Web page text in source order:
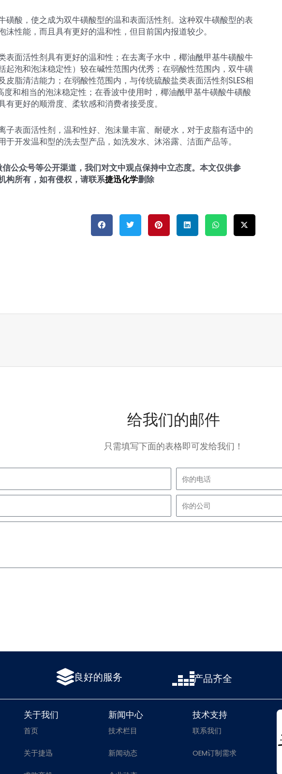
磺酸，使之成为双牛磺酸型的温和表面活性剂。这种双牛磺酸型的表
性能，而且具有更好的温和性，但目前国内报道较少。
表面活性剂具有更好的温和性；在去离子水中，椰油酰甲基牛磺酸牛
起泡和泡沫稳定性）较在碱性范围内优秀；在弱酸性范围内，双牛磺
脂清洁能力；在弱酸性范围内，与传统硫酸盐类表面活性剂SLES相
和相当的泡沫稳定性；在香波中使用时，椰油酰甲基牛磺酸牛磺酸
更好的顺滑度、柔软感和消费者接受度。
子表面活性剂，温和性好、泡沫量丰富、耐硬水，对于皮脂有适中的
开发温和型的洗去型产品，如洗发水、沐浴露、洁面产品等。
公众号等公开渠道，我们对文中观点保持中立态度。本文仅供参
构所有，如有侵权， 请联系捷迅化学删除
给我们的邮件
只需填写下面的表格即可发给我们！
良好的服务 产品齐全
关于我们
首页
关于捷迅
新闻中心
技术栏目
新闻动态
技术支持
联系我们
OEM订制需求